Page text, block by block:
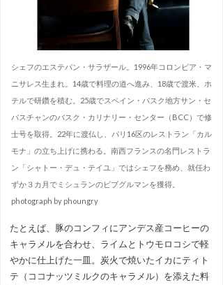
シェフのエステバン・サラザール。1996年コロンビア・マ
ニサレス生まれ。14歳で料理の道へ進み、18歳で渡米、ホ
テルで研鑽を積む。25歳でスペイン・バスク地方サン・セ
バスチャンのバスク・カリナリー・センター（BCC）で修
士号を取得。22年に渡仏し、パリ16区のレストラン「カル
モナ」の立ち上げに携わる。南西フランスの名門レストラ
ン「シャトー・デュ・テイユ」ではシェフを務め、就任わ
ずか３カ月でミシュランのビブグルマンを獲得。
photograph by phoungry
たとえば、豚のコンフィにアンデス産コーヒーの
キャラメルを合わせ、ライムとトウモロコシで軽
やかに仕上げた一皿。炭火で焼いたイカにティト
テ（ココナッツミルクのキャラメル）を添えた料